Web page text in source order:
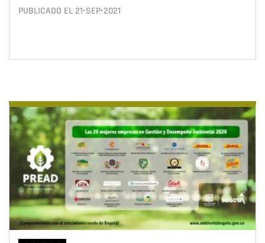
PUBLICADO EL 21•SEP•2021